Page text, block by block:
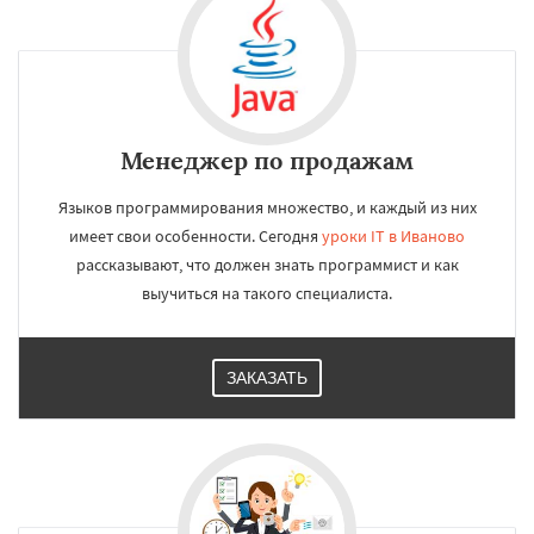
Менеджер по продажам
Языков программирования множество, и каждый из них
имеет свои особенности. Сегодня уроки IT в Иваново
рассказывают, что должен знать программист и как
выучиться на такого специалиста.
ЗАКАЗАТЬ